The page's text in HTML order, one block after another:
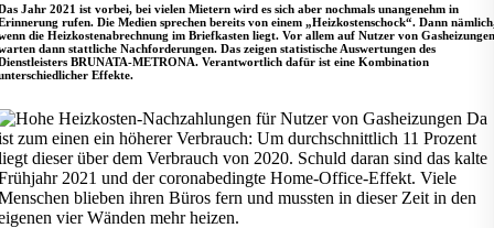
Jahr 2021 ist vorbei, bei vielen Mietern wird es sich aber nochmals unangenehm in
rufen. Die Medien sprechen bereits von einem „Heizkostenschock“. Dann
die Heizkostenabrechnung im Briefkasten liegt. Vor allem auf Nutzer von Gasheizungen
dann stattliche Nachforderungen. Das zeigen statistische Auswertungen des
BRUNATA-METRONA. Verantwortlich dafür ist eine Kombination
Effekte.
Da
zum einen ein höherer Verbrauch: Um durchschnittlich 11 Prozent
dieser über dem Verbrauch von 2020. Schuld daran sind das kalte
2021 und der coronabedingte Home-Office-Effekt. Viele
blieben ihren Büros fern und mussten in dieser Zeit in den
vier Wänden mehr heizen.